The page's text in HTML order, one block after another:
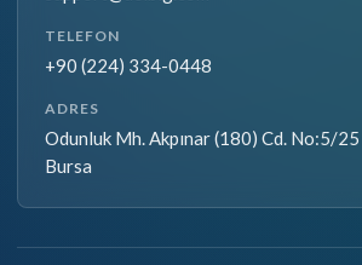
TELEFON
+90 (224) 334-0448
ADRES
Odunluk Mh. Akpınar (180) Cd. No:5/
Bursa